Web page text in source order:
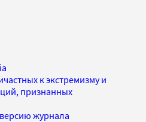
к экстремизму и
признанных
журнала